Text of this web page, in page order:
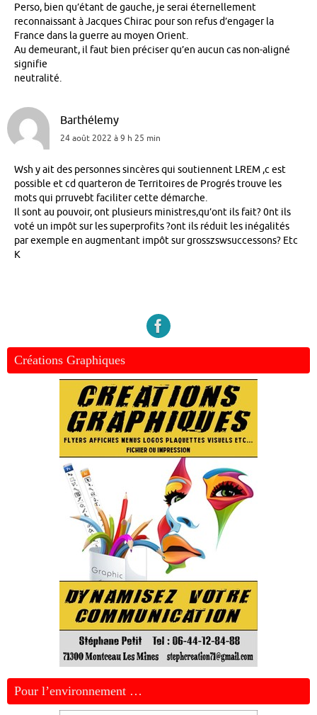
Perso, bien qu’étant de gauche, je serai éternellement
reconnaissant à Jacques Chirac pour son refus d’engager la
France dans la guerre au moyen Orient.
Au demeurant, il faut bien préciser qu’en aucun cas non-aligné
signifie
neutralité.
Barthélemy
24 août 2022 à 9 h 25 min
Wsh y ait des personnes sincères qui soutiennent LREM ,c est
possible et cd quarteron de Territoires de Progrés trouve les
mots qui prruvebt faciliter cette démarche.
Il sont au pouvoir, ont plusieurs ministres,qu’ont ils fait? 0nt ils
voté un impôt sur les superprofits ?ont ils réduit les inégalités
par exemple en augmentant impôt sur grosszswsuccessons? Etc
K
Créations Graphiques
Pour l’environnement …